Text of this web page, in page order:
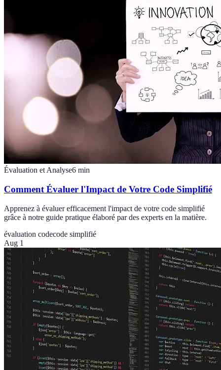
Évaluation et Analyse6 min
Comment Évaluer l'Impact de Votre Code Simplifié
Apprenez à évaluer efficacement l'impact de votre code simplifié
grâce à notre guide pratique élaboré par des experts en la matière.
évaluation codecode simplifié
Aug 1